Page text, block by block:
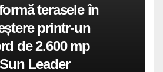
terasele în
printr-un
de 2.600 mp
Leader